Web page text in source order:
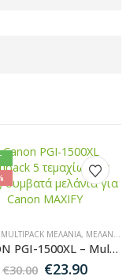
,MULTIPACK ΜΕΛΆΝΙΑ ,CANON
ΜΕΛΆΝΙΑ, ΜΕΛΆΝΙΑ ΕΚΤΥΠΩΤΏΝ
CANON PGI-1500XL – Multipack 5 Συμβατών Μελανιών για Εκτυπωτές Canon Maxify
€30.00 Original
€23.90Η